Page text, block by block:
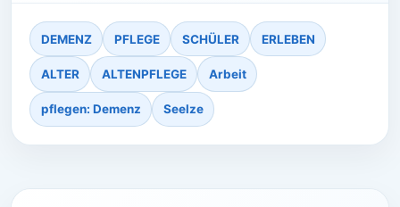
DEMENZ PFLEGE SCHÜLER ERLEBEN
ALTER ALTENPFLEGE Arbeit
pflegen: Demenz Seelze